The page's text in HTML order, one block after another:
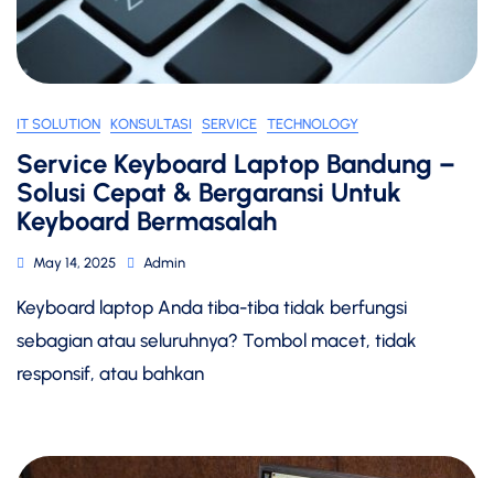
IT SOLUTION KONSULTASI SERVICE TECHNOLOGY
Service Keyboard Laptop Bandung –
Solusi Cepat & Bergaransi Untuk
Keyboard Bermasalah
May 14, 2025 Admin
Keyboard laptop Anda tiba-tiba tidak berfungsi
sebagian atau seluruhnya? Tombol macet, tidak
responsif, atau bahkan